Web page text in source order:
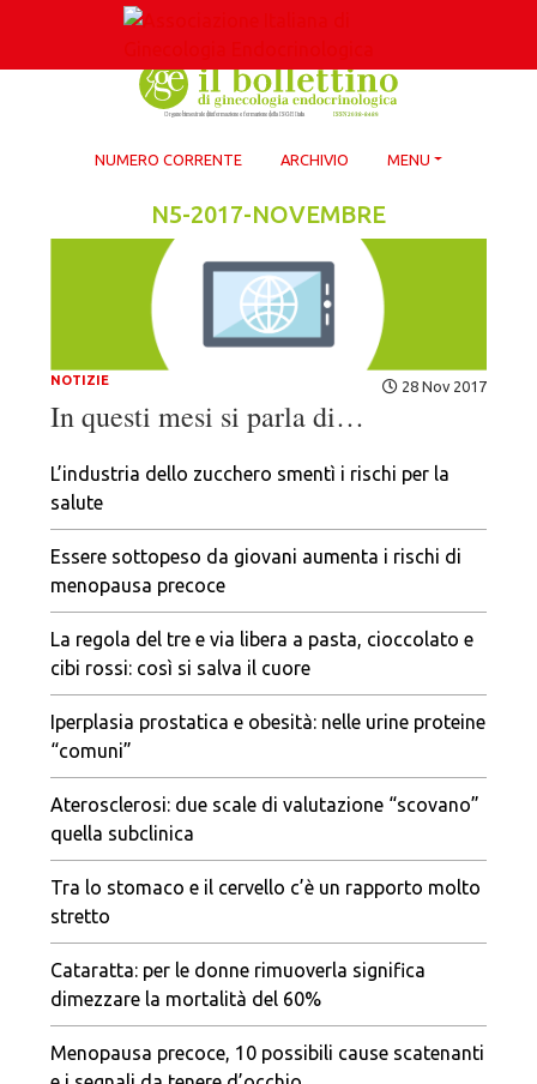
NUMERO CORRENTE ARCHIVIO MENU
N5-2017-NOVEMBRE
NOTIZIE 28 Nov 2017
In questi mesi si parla di…
L’industria dello zucchero smentì i rischi per la
salute
Essere sottopeso da giovani aumenta i rischi di
menopausa precoce
La regola del tre e via libera a pasta, cioccolato e
cibi rossi: così si salva il cuore
Iperplasia prostatica e obesità: nelle urine proteine
“comuni”
Aterosclerosi: due scale di valutazione “scovano”
quella subclinica
Tra lo stomaco e il cervello c’è un rapporto molto
stretto
Cataratta: per le donne rimuoverla significa
dimezzare la mortalità del 60%
Menopausa precoce, 10 possibili cause scatenanti